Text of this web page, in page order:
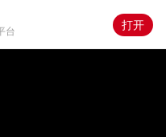
台 打开